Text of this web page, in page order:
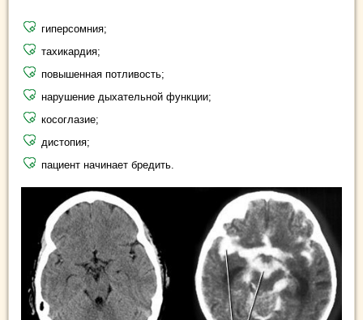
гиперсомния;
тахикардия;
повышенная потливость;
нарушение дыхательной функции;
косоглазие;
дистопия;
пациент начинает бредить.